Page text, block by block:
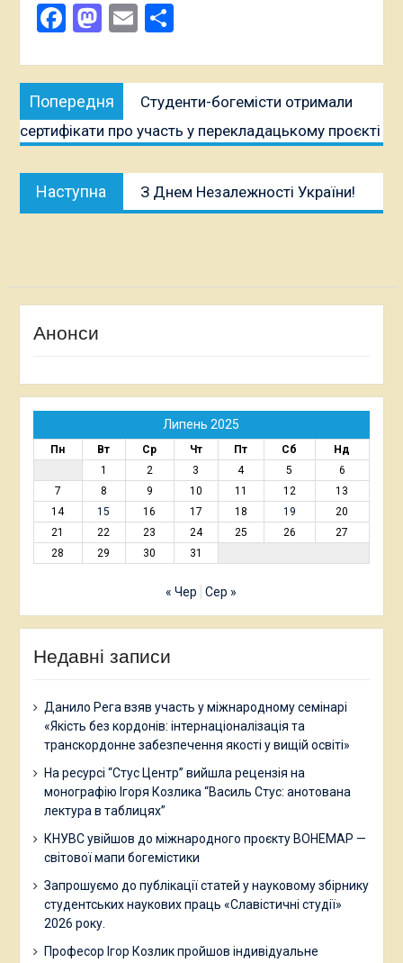
Facebook
Mastodon
Email
Навігація
записів
Попередня
публікація:
Студенти-богемісти отримали
сертифікати про участь у перекладацькому проєкті
Наступна
публікація:
З Днем Незалежності України!
Анонси
Липень 2025
Пн Вт Ср Чт Пт Сб
Нд
1
2 3 4 5
6
7
8 9 10 11 12
13
14
15 16 17 18 19
20
21
22 23 24 25 26
27
28
29 30 31
« Чер Сер »
Недавні записи
Данило Рега взяв участь у міжнародному семінарі
«Якість без кордонів: інтернаціоналізація та
транскордонне забезпечення якості у вищій освіті»
На ресурсі “Стус Центр” вийшла рецензія на
монографію Ігоря Козлика “Василь Стус: анотована
лектура в таблицях”
КНУВС увійшов до міжнародного проєкту BOHEMAP —
світової мапи богемістики
Запрошуємо до публікації статей у науковому збірнику
студентських наукових праць «Славістичні студії»
2026 року.
Професор Ігор Козлик пройшов індивідуальне